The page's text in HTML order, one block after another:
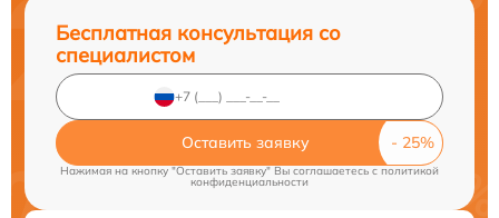
Бесплатная консультация со
специалистом
Оставить заявку
Нажимая на кнопку "Оставить заявку" Вы соглашаетесь cполитикой
конфиденциальности